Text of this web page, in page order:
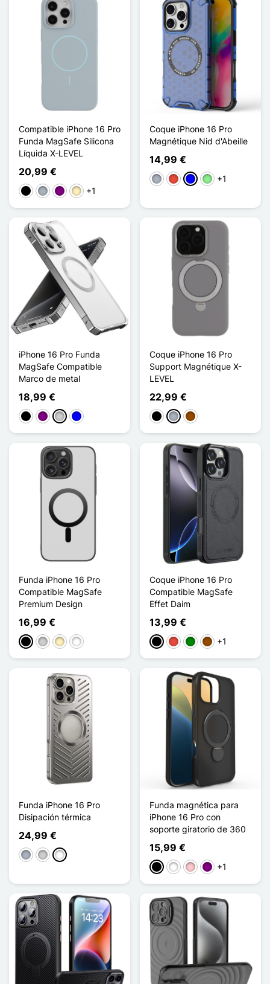
Compatible iPhone 16 Pro
Funda MagSafe Silicona
Líquida X-LEVEL
20,99 €
NegroGris Púrpura
Oro +1
Coque iPhone 16 Pro
Magnétique Nid d'Abeille
14,99 €
Gris RojoAzulVerde claro
+1
iPhone 16 Pro Funda
MagSafe Compatible
Marco de metal
18,99 €
NegroPúrpura
PlataAzul
Coque iPhone 16 Pro
Support Magnétique X-
LEVEL
22,99 €
Negro
Gris Marrón
Funda iPhone 16 Pro
Compatible MagSafe
Premium Design
16,99 €
NegroPlataOro Titane
Coque iPhone 16 Pro
Compatible MagSafe
Effet Daim
13,99 €
NegroRojoVerdeMarrón
+1
Funda iPhone 16 Pro
Disipación térmica
24,99 €
Gris PlataTitane
Funda magnética para
iPhone 16 Pro con
soporte giratorio de 360
15,99 €
NegroBlancoRosaPúrpura
+1